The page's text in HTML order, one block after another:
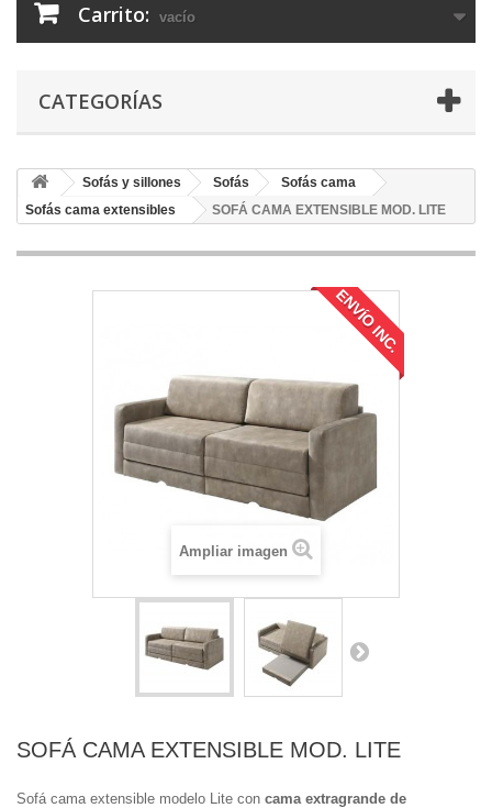
Carrito: vacío
CATEGORÍAS
Sofás y sillones Sofás
Sofás cama
Sofás cama extensibles
SOFÁ CAMA EXTENSIBLE MOD. LITE
ENVÍO INC.
Ampliar imagen
SOFÁ CAMA EXTENSIBLE MOD. LITE
Sofá cama extensible modelo Lite con cama extragrande de